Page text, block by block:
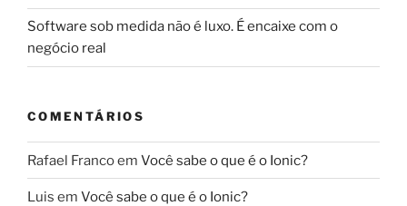
Software sob medida não é luxo. É encaixe com o
negócio real
COMENTÁRIOS
Rafael Francoem Você sabe o que é o Ionic?
Luis em Você sabe o que é o Ionic?